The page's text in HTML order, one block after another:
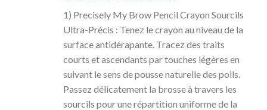
1) Precisely My Brow Pencil Crayon Sourcils
Ultra-Précis : Tenez le crayon au niveau de la
surface antidérapante. Tracez des traits
courts et ascendants par touches légères en
suivant le sens de pousse naturelle des poils.
Passez délicatement la brosse à travers les
sourcils pour une répartition uniforme de la